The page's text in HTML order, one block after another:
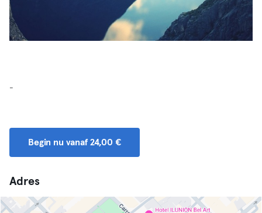
-
Begin nu vanaf 24,00 €
Adres